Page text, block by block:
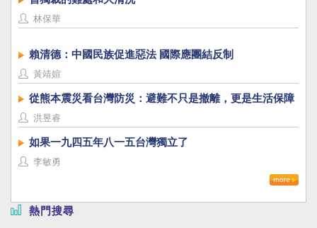
林保華
賴清德：中國民族促進惡法 國際應團結反制
黃靖媗
從熊本震災看台灣防災：避難不只是撤離，更是生活保障
洪昱睿
如果一九四五年八一五台灣獨立了
李敏勇
熱門搜尋